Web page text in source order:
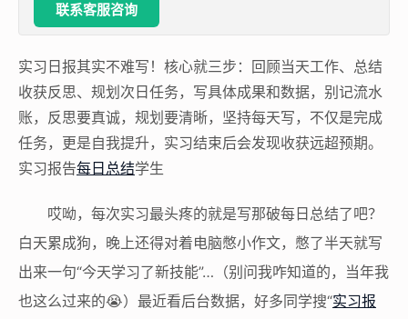
联系客服咨询
实习日报其实不难写！核心就三步：回顾当天工作、总结
收获反思、规划次日任务，写具体成果和数据，别记流水
账，反思要真诚，规划要清晰，坚持每天写，不仅是完成
任务，更是自我提升，实习结束后会发现收获远超预期。
实习报告每日总结学生
哎呦，每次实习最头疼的就是写那破每日总结了吧？
白天累成狗，晚上还得对着电脑憋小作文，憋了半天就写
出来一句“今天学习了新技能”…（别问我咋知道的，当年我
也这么过来的😭）最近看后台数据，好多同学搜“实习报